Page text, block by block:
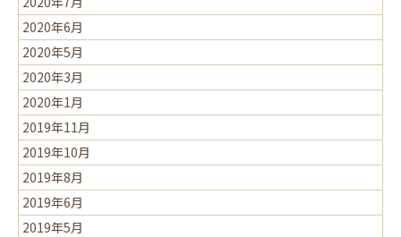
2020年6月
2020年5月
2020年3月
2020年1月
2019年11月
2019年10月
2019年8月
2019年6月
2019年5月